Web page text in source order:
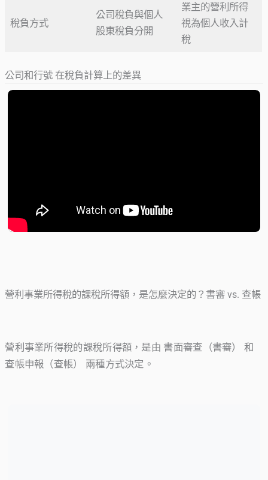
稅負方式
公司稅負與個人
股東稅負分開
業主的營利所得
視為個人收入計
稅
公司和行號 在稅負計算上的差異
營利事業所得稅的課稅所得額，是怎麼決定的？書審 vs. 查帳
營利事業所得稅的課稅所得額，是由 書面審查（書審） 和
查帳申報（查帳） 兩種方式決定。